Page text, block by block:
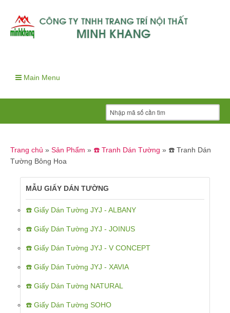
Main Menu
Trang chủ » Sản Phẩm » ☎️ Tranh Dán Tường » ☎️ Tranh Dán
Tường Bông Hoa
MẪU GIẤY DÁN TƯỜNG
☎️ Giấy Dán Tường JYJ - ALBANY
☎️ Giấy Dán Tường JYJ - JOINUS
☎️ Giấy Dán Tường JYJ - V CONCEPT
☎️ Giấy Dán Tường JYJ - XAVIA
☎️ Giấy Dán Tường NATURAL
☎️ Giấy Dán Tường SOHO